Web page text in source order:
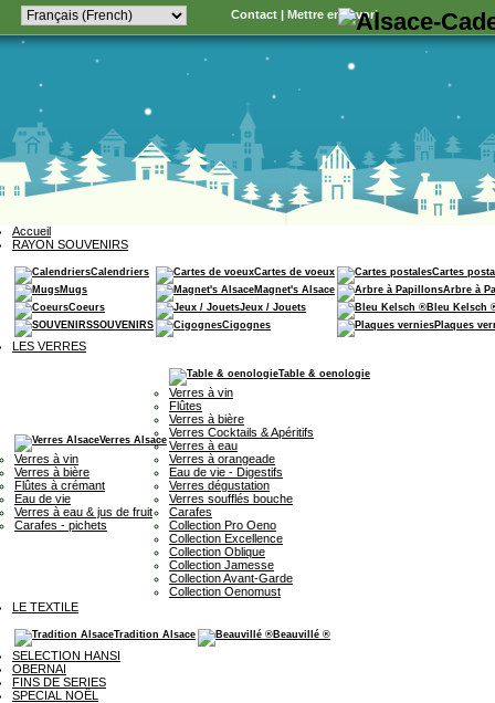
Contact |Mettre en favori
Accueil
RAYON SOUVENIRS
Calendriers
Mugs
Coeurs
SOUVENIRS
Cartes de voeux
Magnet's Alsace
Jeux / Jouets
Cigognes
Cartes
Arbre à
Bleu Kelsch
Plaques
LES VERRES
Verres Alsace
Verres à vin
Verres à bière
Flûtes à crémant
Eau de vie
Verres à eau & jus de fruit
Carafes - pichets
Table & oenologie
Verres à vin
Flûtes
Verres à bière
Verres Cocktails & Apéritifs
Verres à eau
Verres à orangeade
Eau de vie - Digestifs
Verres dégustation
Verres soufflés bouche
Carafes
Collection Pro Oeno
Collection Excellence
Collection Oblique
Collection Jamesse
Collection Avant-Garde
Collection Oenomust
LE TEXTILE
Tradition Alsace Beauvillé ®
SELECTION HANSI
OBERNAI
FINS DE SERIES
SPECIAL NOËL